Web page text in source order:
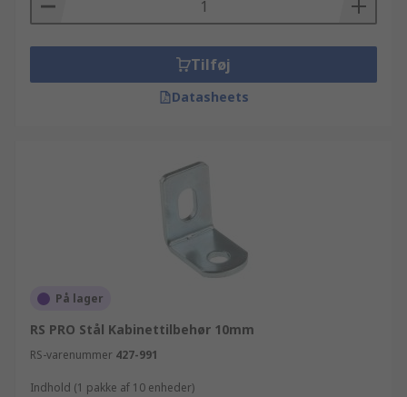
Tilføj
Datasheets
På lager
RS PRO Stål Kabinettilbehør 10mm
RS-varenummer 427-991
Indhold (1 pakke af 10 enheder)